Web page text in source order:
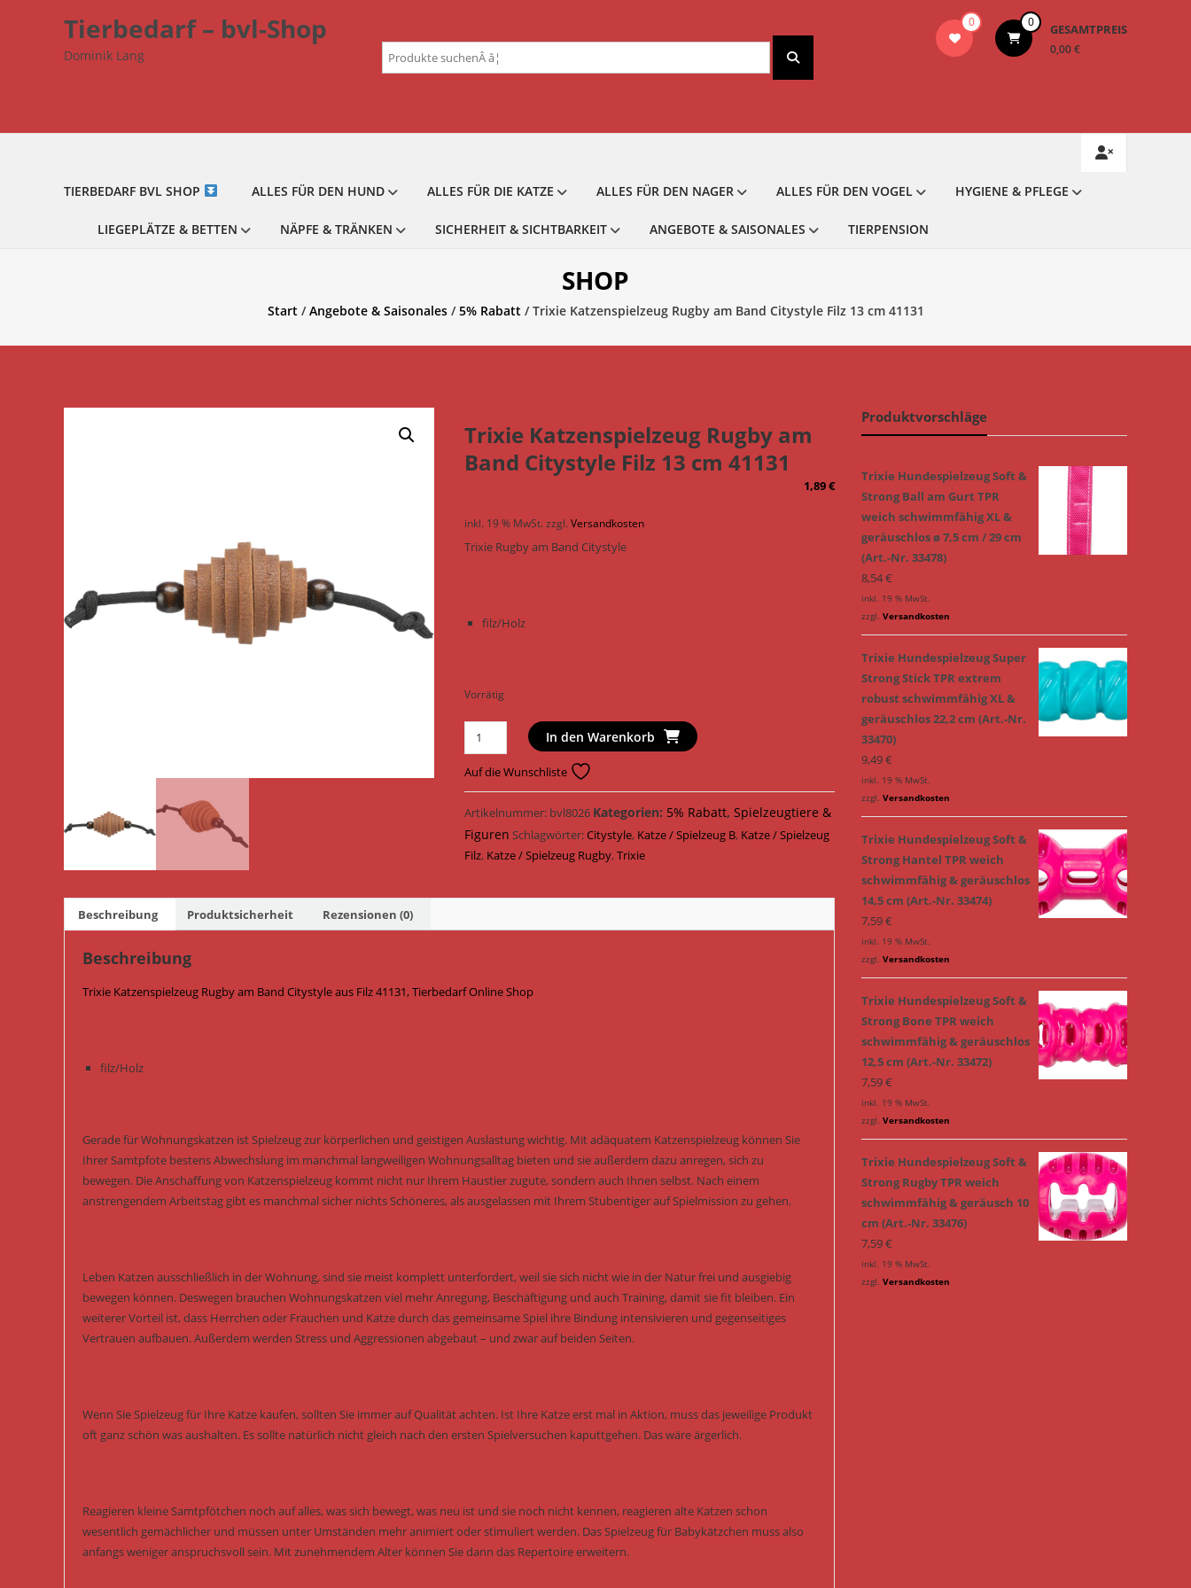
Tierbedarf – bvl-Shop
Dominik Lang
0 0 GESAMTPREIS
0,00 €
Suchen
nach:
TIERBEDARF BVL SHOP ALLES FÜR DEN HUND ALLES FÜR DIE KATZE ALLES FÜR DEN NAGER ALLES FÜR DEN VOGEL HYGIENE & PFLEGE
LIEGEPLÄTZE & BETTEN NÄPFE & TRÄNKEN SICHERHEIT & SICHTBARKEIT ANGEBOTE & SAISONALES TIERPENSION
SHOP
Start/Angebote & Saisonales/5% Rabatt/ Trixie Katzenspielzeug Rugby am Band Citystyle Filz 13 cm 41131
Trixie Katzenspielzeug Rugby am
Band Citystyle Filz 13 cm 41131
1,89€
inkl. 19 % MwSt. zzgl.Versandkosten
Trixie Rugby am Band Citystyle
filz/Holz
Vorrätig
Trixie
Katzenspielzeug
Rugby
am
Band
Citystyle
Filz
Menge
In den Warenkorb
Auf die Wunschliste
Artikelnummer: bvl8026 Kategorien: 5% Rabatt,Spielzeugtiere &
Figuren Schlagwörter:Citystyle, Katze / Spielzeug B, Katze / Spielzeug
Filz, Katze / Spielzeug Rugby,Trixie
Beschreibung Produktsicherheit Rezensionen (0)
Beschreibung
Trixie Katzenspielzeug Rugby am Band Citystyle aus Filz 41131, Tierbedarf Online Shop
filz/Holz
Gerade für Wohnungskatzen ist Spielzeug zur körperlichen und geistigen Auslastung wichtig. Mit adäquatem Katzenspielzeug können Sie
Ihrer Samtpfote bestens Abwechslung im manchmal langweiligen Wohnungsalltag bieten und sie außerdem dazu anregen, sich zu
bewegen. Die Anschaffung von Katzenspielzeug kommt nicht nur Ihrem Haustier zugute, sondern auch Ihnen selbst. Nach einem
anstrengendem Arbeitstag gibt es manchmal sicher nichts Schöneres, als ausgelassen mit Ihrem Stubentiger auf Spielmission zu gehen.
Leben Katzen ausschließlich in der Wohnung, sind sie meist komplett unterfordert, weil sie sich nicht wie in der Natur frei und ausgiebig
bewegen können. Deswegen brauchen Wohnungskatzen viel mehr Anregung, Beschäftigung und auch Training, damit sie fit bleiben. Ein
weiterer Vorteil ist, dass Herrchen oder Frauchen und Katze durch das gemeinsame Spiel ihre Bindung intensivieren und gegenseitiges
Vertrauen aufbauen. Außerdem werden Stress und Aggressionen abgebaut – und zwar auf beiden Seiten.
Wenn Sie Spielzeug für Ihre Katze kaufen, sollten Sie immer auf Qualität achten. Ist Ihre Katze erst mal in Aktion, muss das jeweilige Produkt
oft ganz schön was aushalten. Es sollte natürlich nicht gleich nach den ersten Spielversuchen kaputtgehen. Das wäre ärgerlich.
Reagieren kleine Samtpfötchen noch auf alles, was sich bewegt, was neu ist und sie noch nicht kennen, reagieren alte Katzen schon
wesentlich gemächlicher und müssen unter Umständen mehr animiert oder stimuliert werden. Das Spielzeug für Babykätzchen muss also
anfangs weniger anspruchsvoll sein. Mit zunehmendem Alter können Sie dann das Repertoire erweitern.
Produktvorschläge
Trixie Hundespielzeug Soft &
Strong Ball am Gurt TPR
weich schwimmfähig XL &
geräuschlos ø 7,5 cm / 29 cm
(Art.-Nr. 33478)
8,54€
inkl. 19 % MwSt.
zzgl. Versandkosten
Trixie Hundespielzeug Super
Strong Stick TPR extrem
robust schwimmfähig XL &
geräuschlos 22,2 cm (Art.-Nr.
33470)
9,49€
inkl. 19 % MwSt.
zzgl. Versandkosten
Trixie Hundespielzeug Soft &
Strong Hantel TPR weich
schwimmfähig & geräuschlos
14,5 cm (Art.-Nr. 33474)
7,59€
inkl. 19 % MwSt.
zzgl. Versandkosten
Trixie Hundespielzeug Soft &
Strong Bone TPR weich
schwimmfähig & geräuschlos
12,5 cm (Art.-Nr. 33472)
7,59€
inkl. 19 % MwSt.
zzgl. Versandkosten
Trixie Hundespielzeug Soft &
Strong Rugby TPR weich
schwimmfähig & geräusch 10
cm (Art.-Nr. 33476)
7,59€
inkl. 19 % MwSt.
zzgl. Versandkosten